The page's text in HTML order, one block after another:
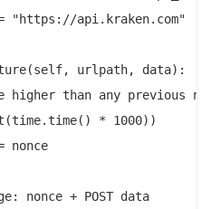
"https://api.kraken.com"
urlpath, data):
higher than any previous
* 1000))
nonce
nonce + POST data